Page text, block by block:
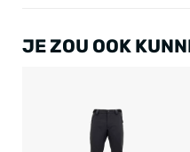
JE ZOU OOK